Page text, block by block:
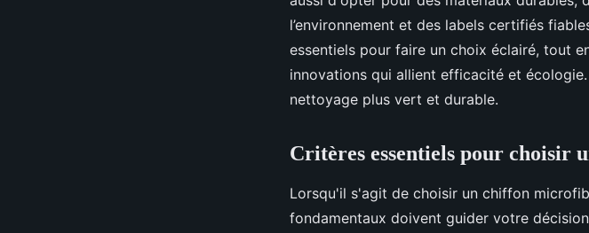
l’environnement et des labels certifiés
essentiels pour faire un choix éclairé, tout
innovations qui allient efficacité et
nettoyage plus vert et durable.
Critères essentiels pour choisir
Lorsqu'il s'agit de choisir un chiffon
fondamentaux doivent guider votre